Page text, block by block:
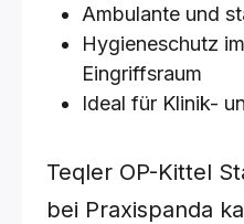
Ambulante und
Hygieneschutz
Eingriffsraum
Ideal für Klinik-
Teqler OP-Kittel
bei Praxispanda